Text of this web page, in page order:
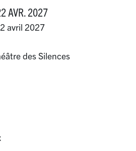
AVR. 2027
avril 2027
des Silences